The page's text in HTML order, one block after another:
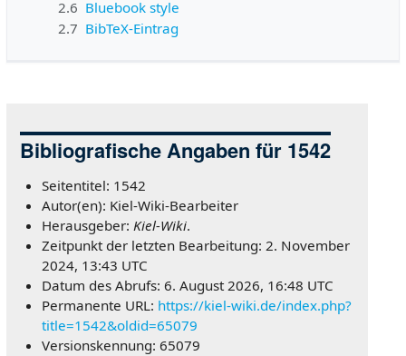
2.6 Bluebook style
2.7 BibTeX-Eintrag
Bibliografische Angaben für 1542
Seitentitel: 1542
Autor(en): Kiel-Wiki-Bearbeiter
Herausgeber:Kiel-Wiki.
Zeitpunkt der letzten Bearbeitung: 2. November
2024, 13:43 UTC
Datum des Abrufs: 6. August 2026, 16:48 UTC
Permanente URL: https://kiel-wiki.de/index.php?
title=1542&oldid=65079
Versionskennung: 65079